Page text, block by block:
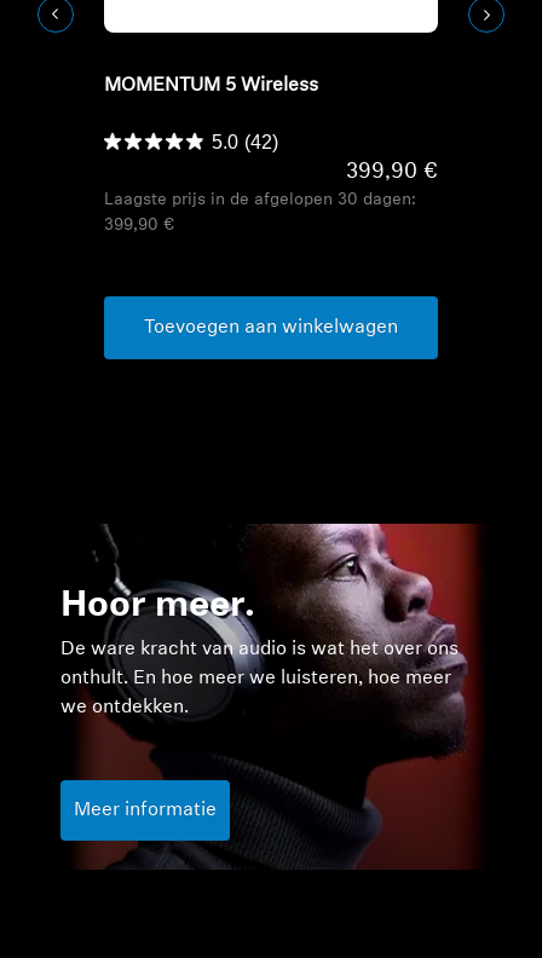
MOMENTUM 5 Wireless
5.0 (42)
399,90 €
Laagste prijs in de afgelopen 30 dagen:
399,90 €
Toevoegen aan winkelwagen
Hoor meer.
De ware kracht van audio is wat het over ons
onthult. En hoe meer we luisteren, hoe meer
we ontdekken.
Meer informatie